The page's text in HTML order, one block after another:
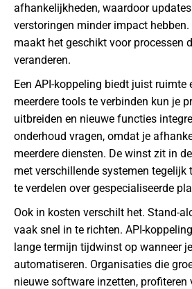
afhankelijkheden, waardoor
verstoringen minder impact
maakt het geschikt voor processen
veranderen.
Een API-koppeling biedt juist ruimte
meerdere tools te verbinden kun je
uitbreiden en nieuwe functies
onderhoud vragen, omdat je
meerdere diensten. De winst zit in
met verschillende systemen tegelijk
te verdelen over gespecialiseerde
Ook in kosten verschilt het. Stand-
vaak snel in te richten. API-
lange termijn tijdwinst op wanneer
automatiseren. Organisaties die
nieuwe software inzetten, profiteren